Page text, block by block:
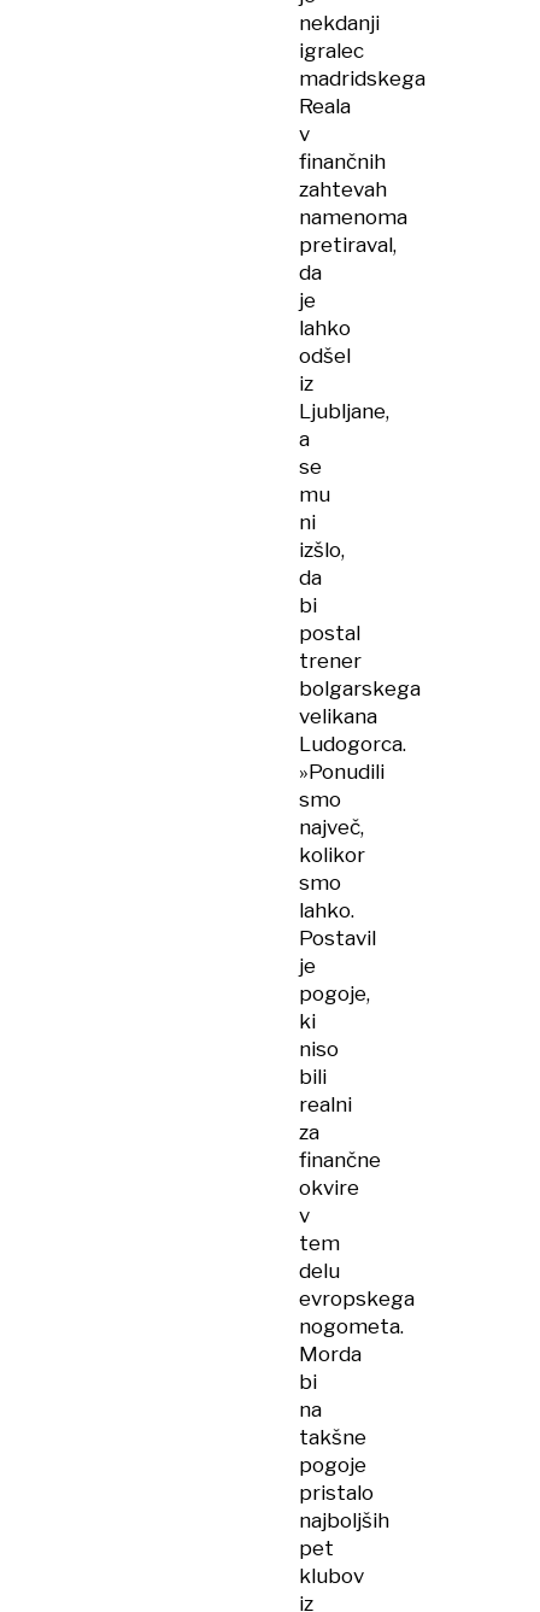
nekdanji
igralec
madridskega
Reala
v
finančnih
zahtevah
namenoma
pretiraval,
da
je
lahko
odšel
iz
Ljubljane,
a
se
mu
ni
izšlo,
da
bi
postal
trener
bolgarskega
velikana
Ludogorca.
»Ponudili
smo
največ,
kolikor
smo
lahko.
Postavil
je
pogoje,
ki
niso
bili
realni
za
finančne
okvire
v
tem
delu
evropskega
nogometa.
Morda
bi
na
takšne
pogoje
pristalo
najboljših
pet
klubov
iz